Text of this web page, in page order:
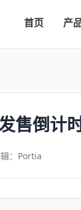
首页 产
售倒计
：Portia